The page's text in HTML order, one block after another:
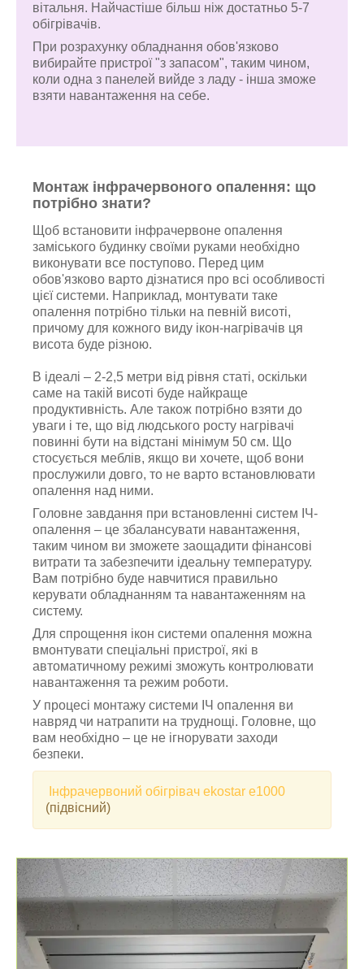
вітальня. Найчастіше більш ніж достатньо 5-7
обігрівачів.
При розрахунку обладнання обов'язково
вибирайте пристрої "з запасом", таким чином,
коли одна з панелей вийде з ладу - інша зможе
взяти навантаження на себе.
Монтаж інфрачервоного опалення: що
потрібно знати?
Щоб встановити інфрачервоне опалення
заміського будинку своїми руками необхідно
виконувати все поступово. Перед цим
обов'язково варто дізнатися про всі особливості
цієї системи. Наприклад, монтувати таке
опалення потрібно тільки на певній висоті,
причому для кожного виду ікон-нагрівачів ця
висота буде різною.
В ідеалі – 2-2,5 метри від рівня статі, оскільки
саме на такій висоті буде найкраще
продуктивність. Але також потрібно взяти до
уваги і те, що від людського росту нагрівачі
повинні бути на відстані мінімум 50 см. Що
стосується меблів, якщо ви хочете, щоб вони
прослужили довго, то не варто встановлювати
опалення над ними.
Головне завдання при встановленні систем ІЧ-
опалення – це збалансувати навантаження,
таким чином ви зможете заощадити фінансові
витрати та забезпечити ідеальну температуру.
Вам потрібно буде навчитися правильно
керувати обладнанням та навантаженням на
систему.
Для спрощення ікон системи опалення можна
вмонтувати спеціальні пристрої, які в
автоматичному режимі зможуть контролювати
навантаження та режим роботи.
У процесі монтажу системи ІЧ опалення ви
навряд чи натрапити на труднощі. Головне, що
вам необхідно – це не ігнорувати заходи
безпеки.
Інфрачервоний обігрівач ekostar е1000
(підвісний)